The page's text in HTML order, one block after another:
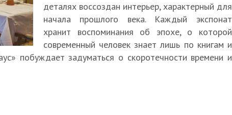
деталях воссоздан интерьер, характерный для
начала прошлого века. Каждый экспонат
хранит воспоминания об эпохе, о которой
современный человек знает лишь по книгам и
побуждает задуматься о скоротечности времени и